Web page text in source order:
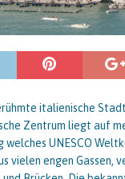
italienische
Zentrum liegt auf
welches UNESCO
vielen engen Gassen,